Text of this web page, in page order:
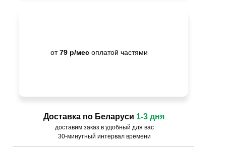
от79 р/мес оплатой частями
доставим заказ в удобный для вас
30-минутный интервал времени
Доставка по Беларуси 1-3 дня